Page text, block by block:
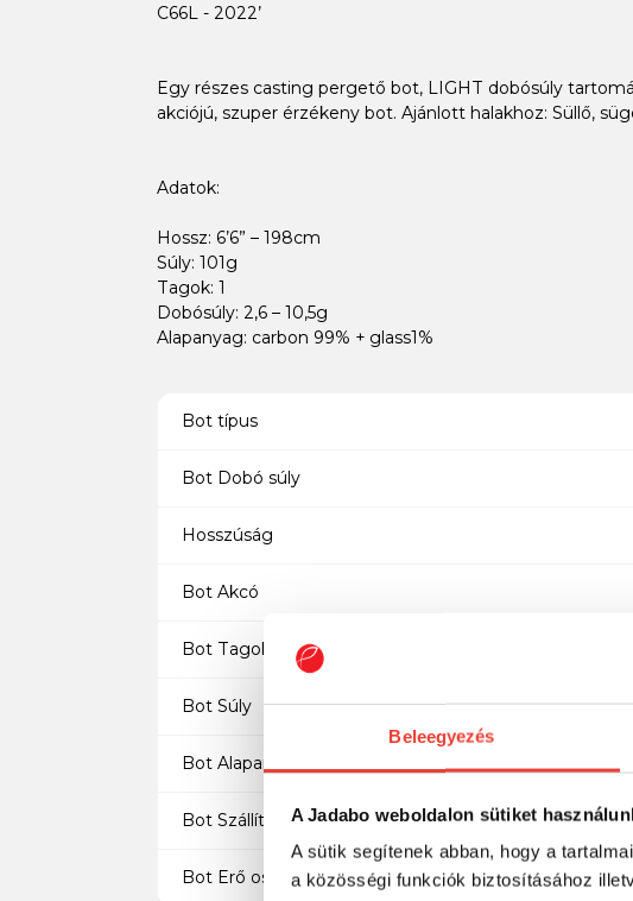
Beleegyezés
A Jadabo weboldalon sütiket
A sütik segítenek abban, hogy a
a közösségi funkciók biztosításához
C66L - 2022’
Egy részes casting pergető bot, LIGHT dobósúly
akciójú, szuper érzékeny bot. Ajánlott halakhoz: Süllő,
Adatok:
Hossz: 6’6” – 198cm
Súly: 101g
Tagok: 1
Dobósúly: 2,6 – 10,5g
Alapanyag: carbon 99% + glass1%
Bot típus
Bot Dobó súly
Hosszúság
Bot Akcó
Bot Tagok száma
Bot Súly
Bot Alapanyag
Bot Szállítási Hossz
Bot Erő osztály